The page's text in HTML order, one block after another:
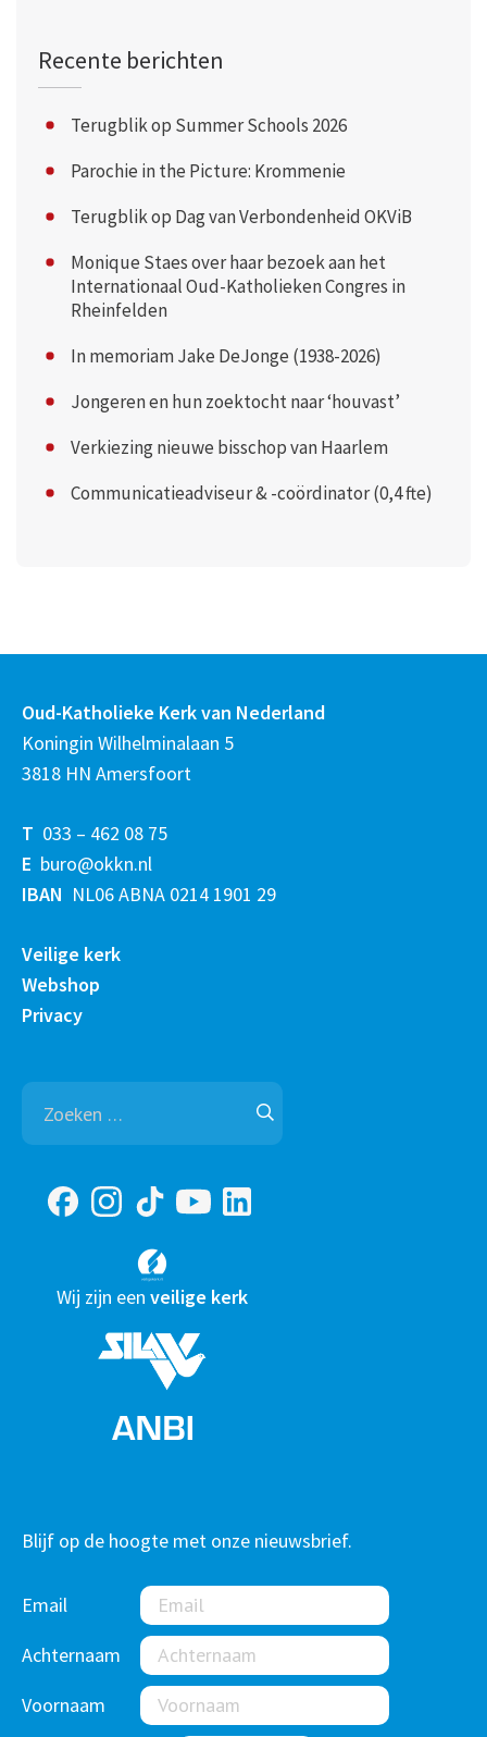
Recente berichten
Terugblik op Summer Schools 2026
Parochie in the Picture: Krommenie
Terugblik op Dag van Verbondenheid OKViB
Monique Staes over haar bezoek aan het
Internationaal Oud-Katholieken Congres in
Rheinfelden
In memoriam Jake DeJonge (1938-2026)
Jongeren en hun zoektocht naar ‘houvast’
Verkiezing nieuwe bisschop van Haarlem
Communicatieadviseur & -coördinator (0,4 fte)
Oud-Katholieke Kerk van Nederland
Koningin Wilhelminalaan 5
3818 HN Amersfoort
T 033 – 462 08 75
E buro@okkn.nl
IBAN NL06 ABNA 0214 1901 29
Veilige kerk
Webshop
Privacy
Zoeken
naar:
Wij zijn een veilige kerk
Blijf op de hoogte met onze nieuwsbrief.
Email
Achternaam
Voornaam